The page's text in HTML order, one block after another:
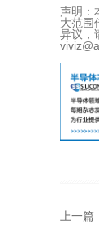
声明：
大范围
异议，
上一篇